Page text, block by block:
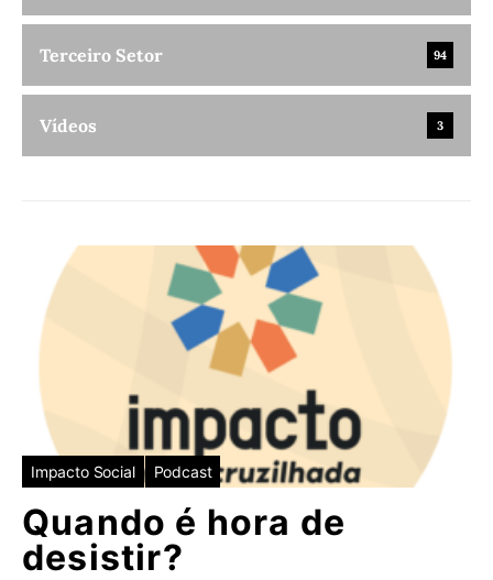
Terceiro Setor 94
Vídeos 3
Impacto Social Podcast
Quando é hora de
desistir?